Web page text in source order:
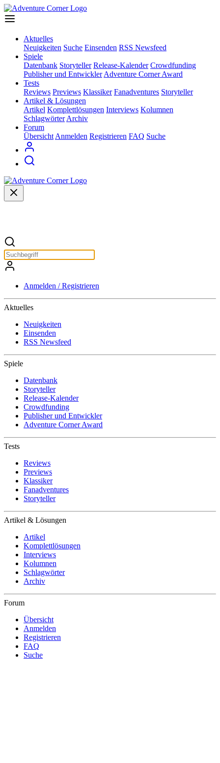
Aktuelles
Neuigkeiten Suche Einsenden RSS Newsfeed
Spiele
Datenbank Storyteller Release-Kalender Crowdfunding
Publisher und Entwickler Adventure Corner Award
Tests
Reviews Previews Klassiker Fanadventures Storyteller
Artikel & Lösungen
Artikel Komplettlösungen Interviews Kolumnen
Schlagwörter Archiv
Forum
Übersicht Anmelden Registrieren FAQ Suche
Anmelden / Registrieren
Aktuelles
Neuigkeiten
Einsenden
RSS Newsfeed
Spiele
Datenbank
Storyteller
Release-Kalender
Crowdfunding
Publisher und Entwickler
Adventure Corner Award
Tests
Reviews
Previews
Klassiker
Fanadventures
Storyteller
Artikel & Lösungen
Artikel
Komplettlösungen
Interviews
Kolumnen
Schlagwörter
Archiv
Forum
Übersicht
Anmelden
Registrieren
FAQ
Suche